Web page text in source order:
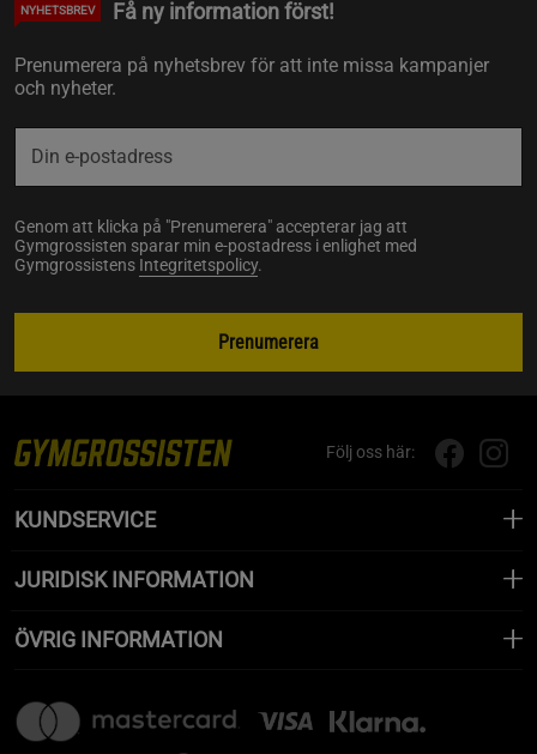
NYHETSBREV Få ny information först!
Prenumerera på nyhetsbrev för att inte missa kampanjer
och nyheter.
Genom att klicka på "Prenumerera" accepterar jag att
Gymgrossisten sparar min e-postadress i enlighet med
Gymgrossistens Integritetspolicy.
Prenumerera
Följ oss här:
KUNDSERVICE
JURIDISK INFORMATION
ÖVRIG INFORMATION